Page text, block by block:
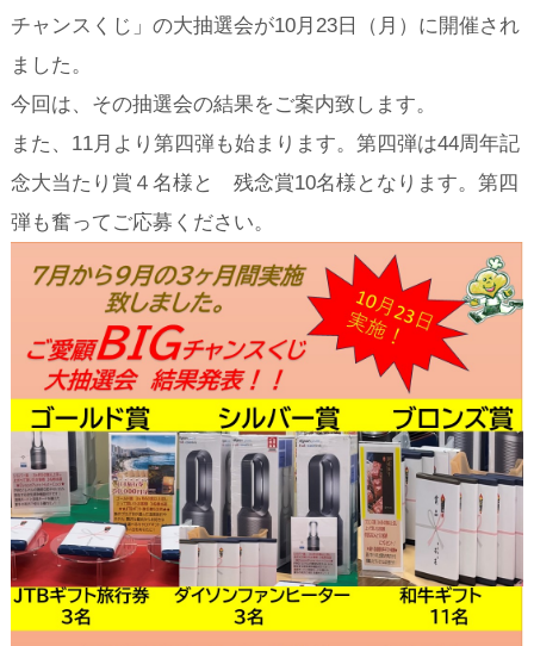
チャンスくじ」の大抽選会が10月23日（月）に開催され
ました。
今回は、その抽選会の結果をご案内致します。
また、11月より第四弾も始まります。第四弾は44周年記
念大当たり賞４名様と 残念賞10名様となります。第四
弾も奮ってご応募ください。